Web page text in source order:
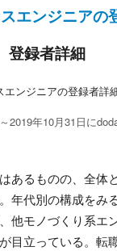
エンジニアの
登録者詳細
2019年10月31日に
あるものの、全体
年代別の構成をみ
他モノづくり系エ
目立っている。転